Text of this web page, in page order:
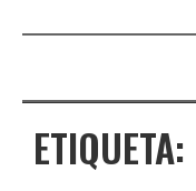
ETIQUETA: